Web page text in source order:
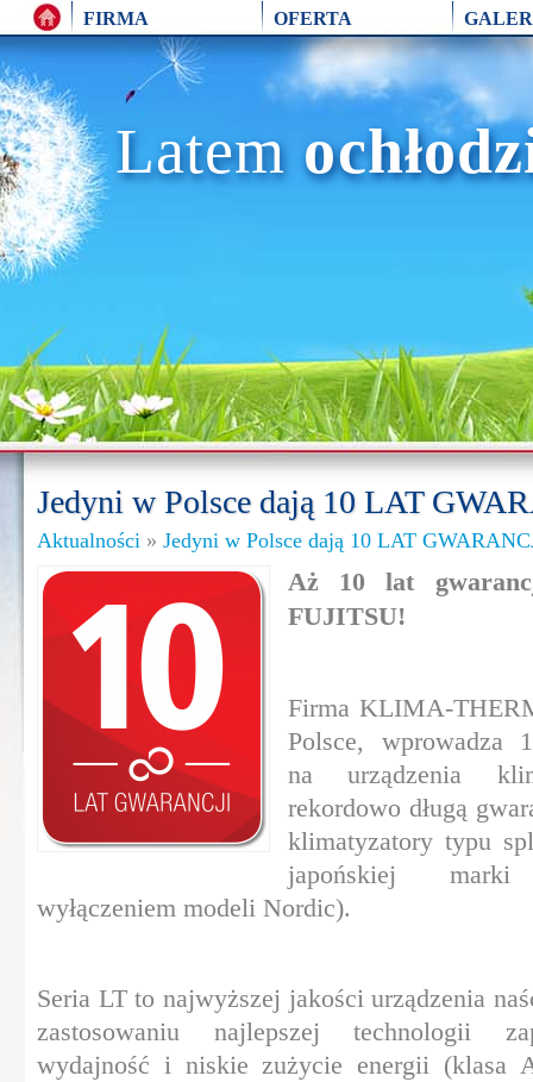
FIRMA OFERTA
Latem
Jedyni w Polsce dają 10 LAT
Aktualności » Jedyni w Polsce dają 10 LAT
Aż 10 lat
FUJITSU!
Firma KLIMA-
Polsce, wprowadza
na urządzenia
rekordowo długą
klimatyzatory typu
japońskiej
wyłączeniem modeli Nordic).
Seria LT to najwyższej jakości urządzenia
zastosowaniu najlepszej technologii
wydajność i niskie zużycie energii (klasa